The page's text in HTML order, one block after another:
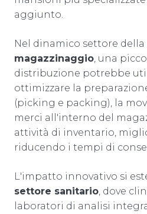
aggiunto.
Nel dinamico settore della
magazzinaggio, una
distribuzione potrebbe
ottimizzare la
(picking e packing), la
merci all'interno del
attività di inventario,
riducendo i tempi di
L'impatto innovativo si
settore sanitario, dove
laboratori di analisi